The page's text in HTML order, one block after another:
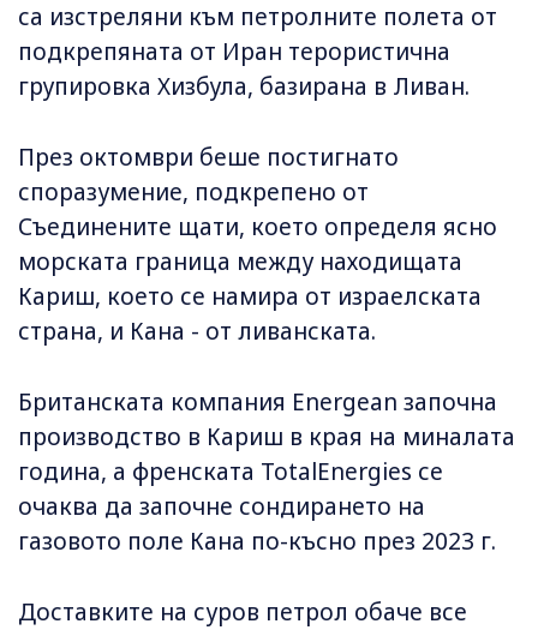
са изстреляни към петролните полета от
подкрепяната от Иран терористична
групировка Хизбула, базирана в Ливан.
През октомври беше постигнато
споразумение, подкрепено от
Съединените щати, което определя ясно
морската граница между находищата
Кариш, което се намира от израелската
страна, и Кана - от ливанската.
Британската компания Energean започна
производство в Кариш в края на миналата
година, а френската TotalEnergies се
очаква да започне сондирането на
газовото поле Кана по-късно през 2023 г.
Доставките на суров петрол обаче все